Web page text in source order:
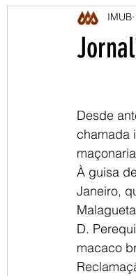
IMUB
Desde
chamada
À guisa
Janeiro,
D.
macaco